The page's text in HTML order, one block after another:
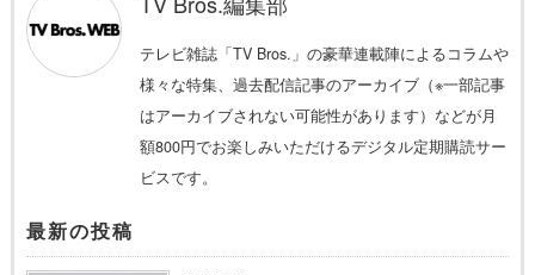
テレビ雑誌「TV Bros.」の豪華連載陣によるコラムや
様々な特集、過去配信記事のアーカイブ（※一部記事
はアーカイブされない可能性があります）などが月
額800円でお楽しみいただけるデジタル定期購読サー
ビスです。
最新の投稿